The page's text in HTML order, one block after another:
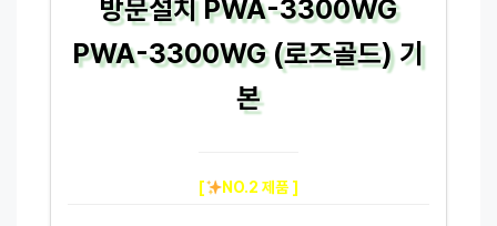
방문설치 PWA-3300WG
PWA-3300WG (로즈골드) 기
본
[ NO.2 제품 ]